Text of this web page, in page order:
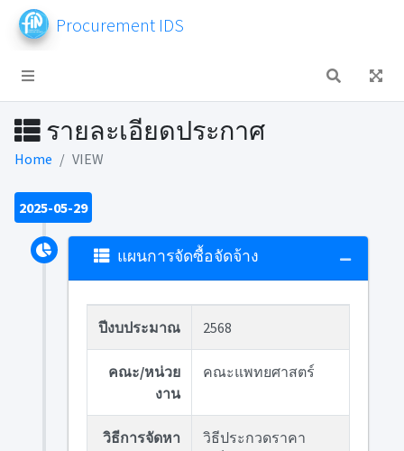
Procurement IDS
รายละเอียดประกาศ
Home VIEW
2025-05-29
แผนการจัดซื้อจัดจ้าง
ปีงบประมาณ 2568
คณะ/หน่วย
งาน
คณะแพทยศาสตร์
วิธีการจัดหา
วิธีประกวดราคา